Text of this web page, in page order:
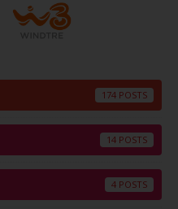
174
14
4